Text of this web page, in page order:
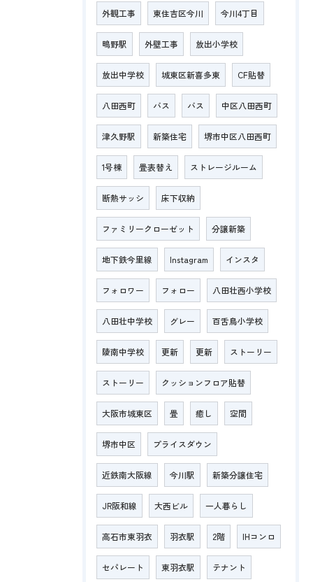
外観工事 東住吉区今川 今川4丁目
鴫野駅 外壁工事 放出小学校
放出中学校 城東区新喜多東 CF貼替
八田西町 バス バス 中区八田西町
津久野駅 新築住宅 堺市中区八田西町
1号棟 畳表替え ストレージルーム
断熱サッシ 床下収納
ファミリークローゼット 分譲新築
地下鉄今里線 Instagram インスタ
フォロワー フォロー 八田壮西小学校
八田壮中学校 グレー 百舌鳥小学校
陵南中学校 更新 更新 ストーリー
ストーリー クッションフロア貼替
大阪市城東区 畳 癒し 空間
堺市中区 プライスダウン
近鉄南大阪線 今川駅 新築分譲住宅
JR阪和線 大西ビル 一人暮らし
高石市東羽衣 羽衣駅 2階 IHコンロ
セパレート 東羽衣駅 テナント